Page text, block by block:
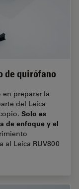
de quirófano
preparar la
del Leica
Solo es
de enfoque y el
Leica RUV800